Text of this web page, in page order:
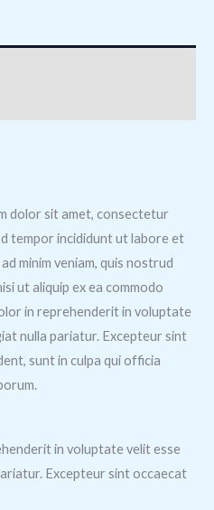
dolor sit amet, consectetur
tempor incididunt ut labore et
minim veniam, quis nostrud
ut aliquip ex ea commodo
in reprehenderit in voluptate
nulla pariatur. Excepteur sint
sunt in culpa qui officia
in voluptate velit esse
Excepteur sint occaecat